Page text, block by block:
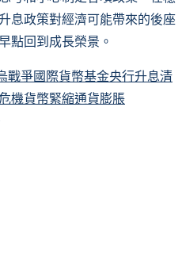
息政策對經濟可能帶來的後座
點回到成長榮景。
戰爭國際貨幣基金央行升息清
機貨幣緊縮通貨膨脹